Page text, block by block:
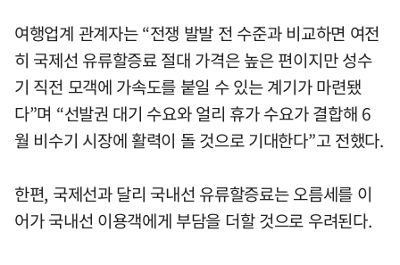
여행업계 관계자는 “전쟁 발발 전 수준과 비교하면 여전
히 국제선 유류할증료 절대 가격은 높은 편이지만 성수
기 직전 모객에 가속도를 붙일 수 있는 계기가 마련됐
다”며 “선발권 대기 수요와 얼리 휴가 수요가 결합해 6
월 비수기 시장에 활력이 돌 것으로 기대한다”고 전했다.
한편, 국제선과 달리 국내선 유류할증료는 오름세를 이
어가 국내선 이용객에게 부담을 더할 것으로 우려된다.